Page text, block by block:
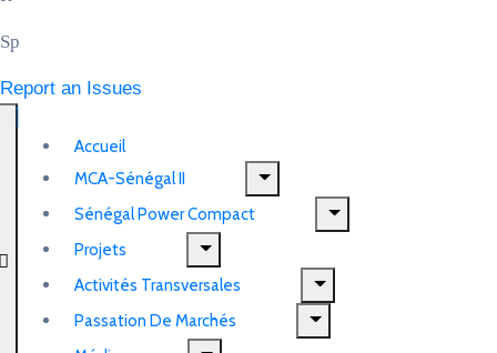
Sp
Report an Issues
Accueil
MCA-Sénégal II
Sénégal Power Compact
Projets
Activités Transversales
Passation De Marchés